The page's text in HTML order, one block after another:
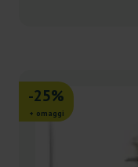
-25%
+ omaggi